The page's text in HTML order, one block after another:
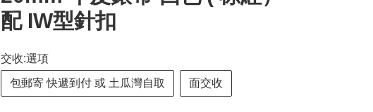
配 IW型針扣
交收:選項
包郵寄 快遞到付 或 土瓜灣自取 面交收